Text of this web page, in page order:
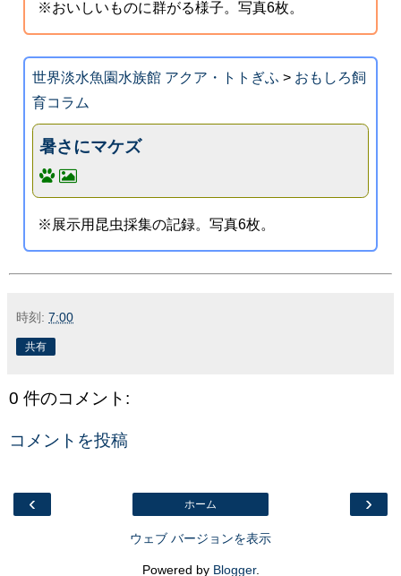
※おいしいものに群がる様子。写真6枚。
世界淡水魚園水族館 アクア・トトぎふ > おもしろ飼
育コラム
暑さにマケズ
※展示用昆虫採集の記録。写真6枚。
時刻: 7:00
共有
0 件のコメント:
コメントを投稿
‹ ›
ホーム
ウェブ バージョンを表示
Powered by Blogger.